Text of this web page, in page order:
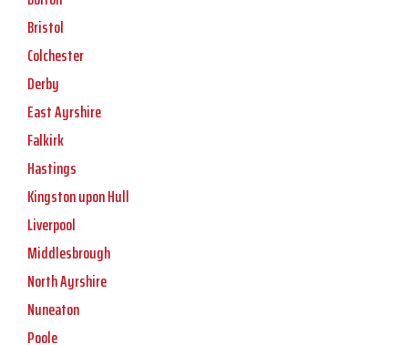
Bristol
Colchester
Derby
East Ayrshire
Falkirk
Hastings
Kingston upon Hull
Liverpool
Middlesbrough
North Ayrshire
Nuneaton
Poole